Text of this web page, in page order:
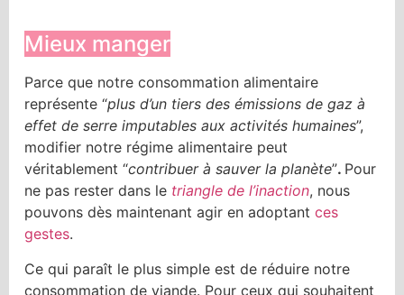
Mieux manger
Parce que notre consommation alimentaire
représente “plus d’un tiers des émissions de gaz à
effet de serre imputables aux activités humaines”,
modifier notre régime alimentaire peut
véritablement “contribuer à sauver la planète”. Pour
ne pas rester dans le triangle de l’inaction, nous
pouvons dès maintenant agir en adoptant ces
gestes.
Ce qui paraît le plus simple est de réduire notre
consommation de viande. Pour ceux qui souhaitent